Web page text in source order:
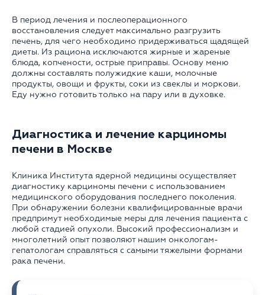
В период лечения и послеоперационного
восстановления следует максимально разгрузить
печень, для чего необходимо придерживаться щадящей
диеты. Из рациона исключаются жирные и жареные
блюда, копчености, острые приправы. Основу меню
должны составлять полужидкие каши, молочные
продукты, овощи и фрукты, соки из свеклы и моркови.
Еду нужно готовить только на пару или в духовке.
Диагностика и лечение карциномы
печени в Москве
Клиника Института ядерной медицины осуществляет
диагностику карциномы печени с использованием
медицинского оборудования последнего поколения.
При обнаружении болезни квалифицированные врачи
предпримут необходимые меры для лечения пациента с
любой стадией опухоли. Высокий профессионализм и
многолетний опыт позволяют нашим онкологам-
гепатологам справляться с самыми тяжелыми формами
рака печени.